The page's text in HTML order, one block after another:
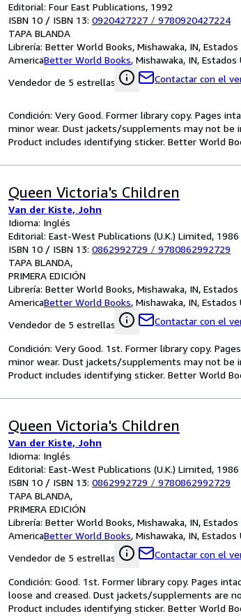
Editorial: Four East Publications, 1992
ISBN 10 / ISBN 13: 0920427227 / 9780920427224
TAPA BLANDA
Librería: Better World Books, Mishawaka, IN,
AmericaBetter World Books, Mishawaka, IN,
Vendedor de 5 estrellas
Contactar con el
Condición: Very Good. Former library copy. Pages
minor wear. Dust jackets/supplements may not be
Product includes identifying sticker. Better World
Queen Victoria's Children
Van der Kiste, John
Idioma: Inglés
Editorial: East-West Publications (U.K.) Limited, 1986
ISBN 10 / ISBN 13: 0862992729 / 9780862992729
TAPA BLANDA
PRIMERA EDICIÓN
Librería: Better World Books, Mishawaka, IN,
AmericaBetter World Books, Mishawaka, IN,
Vendedor de 5 estrellas
Contactar con el
Condición: Very Good. 1st. Former library copy.
minor wear. Dust jackets/supplements may not be
Product includes identifying sticker. Better World
Queen Victoria's Children
Van der Kiste, John
Idioma: Inglés
Editorial: East-West Publications (U.K.) Limited, 1986
ISBN 10 / ISBN 13: 0862992729 / 9780862992729
TAPA BLANDA
PRIMERA EDICIÓN
Librería: Better World Books, Mishawaka, IN,
AmericaBetter World Books, Mishawaka, IN,
Vendedor de 5 estrellas
Contactar con el
Condición: Good. 1st. Former library copy. Pages
loose and creased. Dust jackets/supplements are
Product includes identifying sticker. Better World